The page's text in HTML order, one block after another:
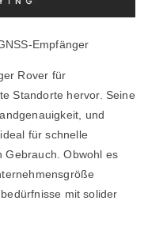
Empfänger
Rover für
Standorte hervor. Seine
, und
für schnelle
Gebrauch. Obwohl es
mit solider